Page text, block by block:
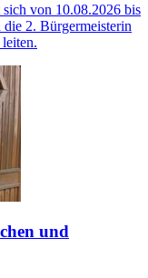
von 10.08.2026 bis
2. Bürgermeisterin
und